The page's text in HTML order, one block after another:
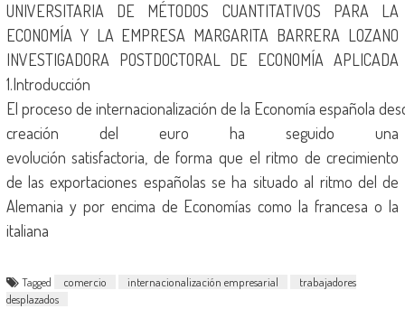
UNIVERSITARIA DE MÉTODOS CUANTITATIVOS PARA LA
ECONOMÍA Y LA EMPRESA MARGARITA BARRERA LOZANO
INVESTIGADORA POSTDOCTORAL DE ECONOMÍA APLICADA
1.Introducción
El proceso de internacionalización de la Economía española
creación del euro ha seguido una
evolución satisfactoria, de forma que el ritmo de crecimiento
de las exportaciones españolas se ha situado al ritmo del de
Alemania y por encima de Economías como la francesa o la
italiana
Tagged comercio internacionalización empresarial
trabajadores
desplazados